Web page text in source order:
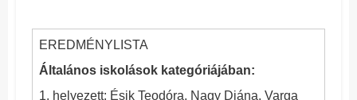
EREDMÉNYLISTA
Általános iskolások kategóriájában:
1. helyezett: Ésik Teodóra, Nagy Diána, Varga